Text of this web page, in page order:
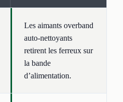
Les aimants overband
auto-nettoyants
retirent les ferreux sur
la bande
d’alimentation.